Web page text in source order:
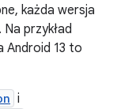
każda wersja
. Na przykład
Android 13 to
i